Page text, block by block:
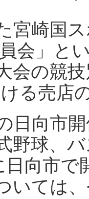
宮崎国
会」と
会の競
る売店
日向市
野球、
向市で
いては